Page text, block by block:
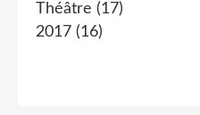
Théâtre (17)
2017 (16)